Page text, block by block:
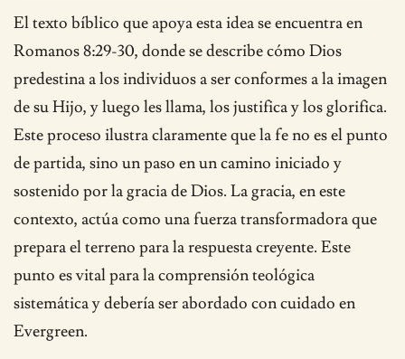
El texto bíblico que apoya esta idea se encuentra en
Romanos 8:29-30, donde se describe cómo Dios
predestina a los individuos a ser conformes a la imagen
de su Hijo, y luego les llama, los justifica y los glorifica.
Este proceso ilustra claramente que la fe no es el punto
de partida, sino un paso en un camino iniciado y
sostenido por la gracia de Dios. La gracia, en este
contexto, actúa como una fuerza transformadora que
prepara el terreno para la respuesta creyente. Este
punto es vital para la comprensión teológica
sistemática y debería ser abordado con cuidado en
Evergreen.